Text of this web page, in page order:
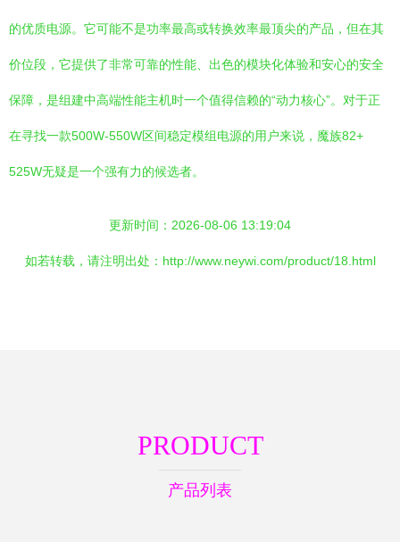
的优质电源。它可能不是功率最高或转换效率最顶尖的产品，但在其
价位段，它提供了非常可靠的性能、出色的模块化体验和安心的安全
保障，是组建中高端性能主机时一个值得信赖的“动力核心”。对于正
在寻找一款500W-550W区间稳定模组电源的用户来说，魔族82+
525W无疑是一个强有力的候选者。
更新时间：2026-08-06 13:19:04
如若转载，请注明出处：http://www.neywi.com/product/18.html
PRODUCT
产品列表